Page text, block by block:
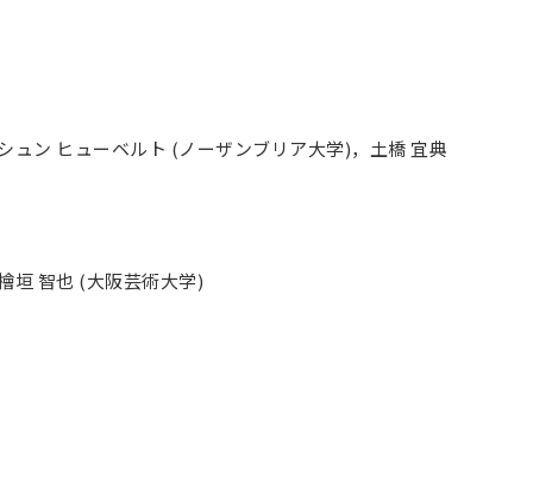
ン ヒューベルト (ノーザンブリア大学)，土橋 宜典
垣 智也 (大阪芸術大学)